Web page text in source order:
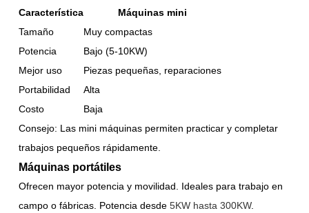
Característica
Máquinas mini
Tamaño
Muy compactas
Potencia
Bajo (5-10KW)
Mejor uso
Piezas pequeñas, reparaciones
Portabilidad
Alta
Costo
Baja
Consejo: Las mini máquinas permiten practicar y completar
trabajos pequeños rápidamente.
Máquinas portátiles
Ofrecen mayor potencia y movilidad. Ideales para trabajo en
campo o fábricas. Potencia desde5KW hasta 300KW.